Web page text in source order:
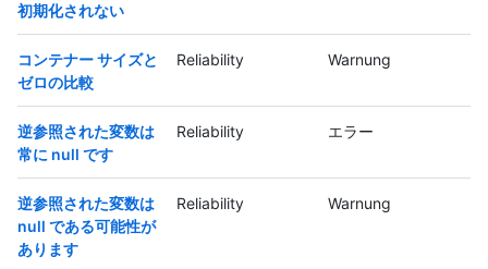
初期化されない
コンテナー サイズと
ゼロの比較
Reliability Warnung
逆参照された変数は
常に null です
Reliability エラー
逆参照された変数は
null である可能性が
あります
Reliability Warnung